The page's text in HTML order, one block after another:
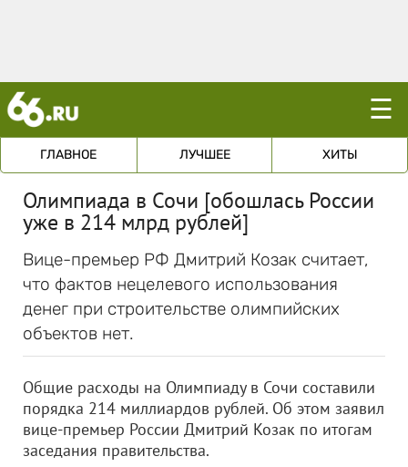
☰
ГЛАВНОЕ ЛУЧШЕЕ ХИТЫ
Олимпиада в Сочи [обошлась России
уже в 214 млрд рублей]
Вице-премьер РФ Дмитрий Козак считает,
что фактов нецелевого использования
денег при строительстве олимпийских
объектов нет.
Общие расходы на Олимпиаду в Сочи составили
порядка 214 миллиардов рублей. Об этом заявил
вице-премьер России Дмитрий Козак по итогам
заседания правительства.